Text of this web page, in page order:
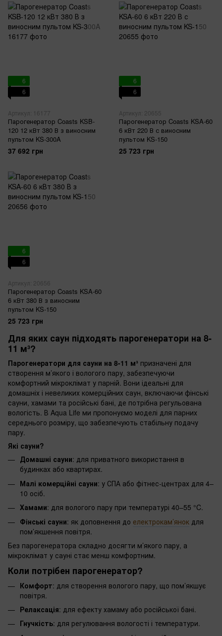
6
6
Артикул: 16177
Парогенератор Coasts KSB-
120 12 кВт 380 В з виносним
пультом KS-300A
37 692 грн
6
6
Артикул: 20655
Парогенератор Coasts KSA-60
6 кВт 220 В с виносним
пультом KS-150
25 723 грн
6
6
Артикул: 20656
Парогенератор Coasts KSA-60
6 кВт 380 В з виносним
пультом KS-150
25 723 грн
Для яких саун підходять парогенератори на 8-
11 м³?
Парогенератори для сауни на 8-11 м³ призначені для
створення м’якого і вологого пару, забезпечуючи
комфортний мікроклімат у парній. Вони ідеальні для
домашніх і невеликих комерційних саун, включаючи фінські
сауни, хамами та російські бані, де потрібна регульована
вологість. В Aqua Life ми пропонуємо моделі для парних
середнього розміру, що забезпечують стабільну подачу
пару.
Які сауни?
Домашні сауни: для приватного використання в
будинках або квартирах.
Малі комерційні сауни: у СПА або фітнес-центрах для 4–
10 осіб.
Хамами: для вологого пару при температурі 40–55 °C.
Фінські сауни: як доповнення до електрокам’янок для
пом’якшення повітря.
Без парогенератора складно досягти м’якого пару, а
мікроклімат у сауні стає менш комфортним.
Коли потрібен парогенератор?
Комфорт: для створення вологого пару, що пом’якшує
повітря.
Релаксація: для ефекту хамаму або російської бані.
Гнучкість: для регулювання вологості і температури.